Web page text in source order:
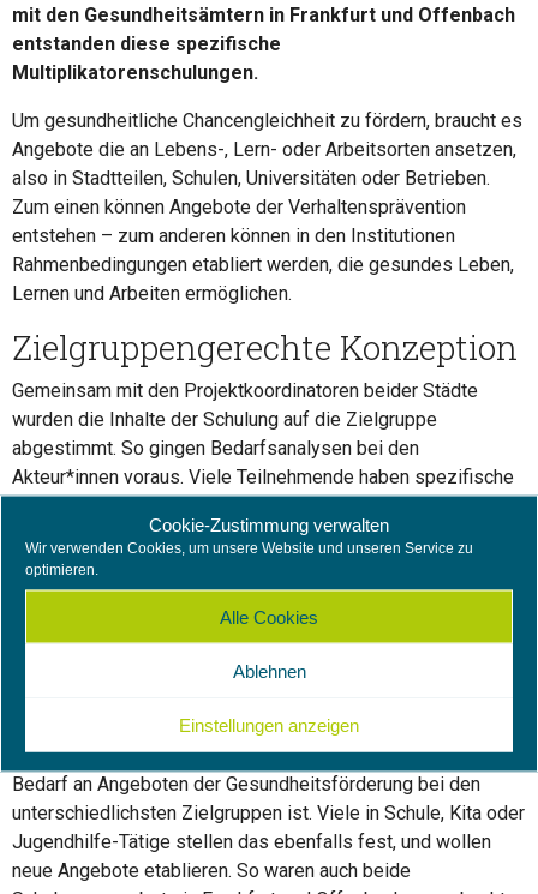
Cookie-Zustimmung verwalten
Wir verwenden Cookies, um unsere Website und unseren Service zu
optimieren.
Alle Cookies
Ablehnen
Einstellungen anzeigen
mit den Gesundheitsämtern in Frankfurt und Offenbach
entstanden diese spezifische
Multiplikatorenschulungen.
Um gesundheitliche Chancengleichheit zu fördern, braucht es
Angebote die an Lebens-, Lern- oder Arbeitsorten ansetzen,
also in Stadtteilen, Schulen, Universitäten oder Betrieben.
Zum einen können Angebote der Verhaltensprävention
entstehen – zum anderen können in den Institutionen
Rahmenbedingungen etabliert werden, die gesundes Leben,
Lernen und Arbeiten ermöglichen.
Zielgruppengerechte Konzeption
Gemeinsam mit den Projektkoordinatoren beider Städte
wurden die Inhalte der Schulung auf die Zielgruppe
abgestimmt. So gingen Bedarfsanalysen bei den
Akteur*innen voraus. Viele Teilnehmende haben spezifische
Sachen Projektmanagement – dies galt es zu
berücksichtigen. Auch bieten die Organisationen
unterschiedliche Möglichkeiten und Herausforderungen – so
können manche Einrichtungen auf personelle Ressourcen für
die Umsetzung von Angeboten zurückgreifen, andere
benötigen spezielle Förderungen, um aktiv zu werden.
Der Bedarf an Wissen, wie Gesundheit gestaltet werden kann
ist riesig. Gerade die Corona-Pandemie zeigte wie groß der
Bedarf an Angeboten der Gesundheitsförderung bei den
unterschiedlichsten Zielgruppen ist. Viele in Schule, Kita oder
Jugendhilfe-Tätige stellen das ebenfalls fest, und wollen
neue Angebote etablieren. So waren auch beide